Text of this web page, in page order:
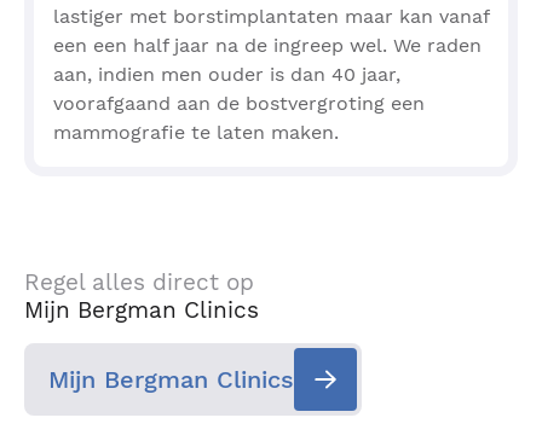
lastiger met borstimplantaten maar kan vanaf
een een half jaar na de ingreep wel. We raden
aan, indien men ouder is dan 40 jaar,
voorafgaand aan de bostvergroting een
mammografie te laten maken.
Regel alles direct op
Mijn Bergman Clinics
Mijn Bergman Clinics